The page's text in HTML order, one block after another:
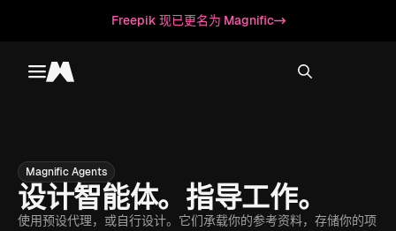
Freepik 现已更名为 Magnific
Toggle menu
Magnific
Magnific Agents
设计智能体。指导工作。
使用预设代理，或自行设计。它们承载你的参考资料，存储你的项